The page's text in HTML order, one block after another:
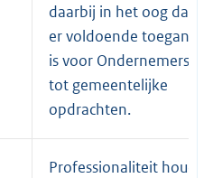
daarbij in het oog dat
er voldoende toegang
is voor Ondernemers
tot gemeentelijke
opdrachten.
Professionaliteit houdt